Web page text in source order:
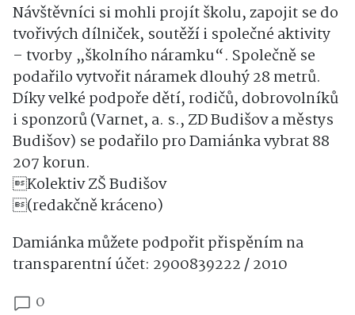
Návštěvníci si mohli projít školu, zapojit se do
tvořivých dílniček, soutěží i společné aktivity
– tvorby „školního náramku“. Společně se
podařilo vytvořit náramek dlouhý 28 metrů.
Díky velké podpoře dětí, rodičů, dobrovolníků
i sponzorů (Varnet, a. s., ZD Budišov a městys
Budišov) se podařilo pro Damiánka vybrat 88
207 korun.
Kolektiv ZŠ Budišov
(redakčně kráceno)
Damiánka můžete podpořit přispěním na
transparentní účet: 2900839222 / 2010
0